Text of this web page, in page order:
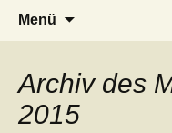
burak
Menü
Archiv des
2015